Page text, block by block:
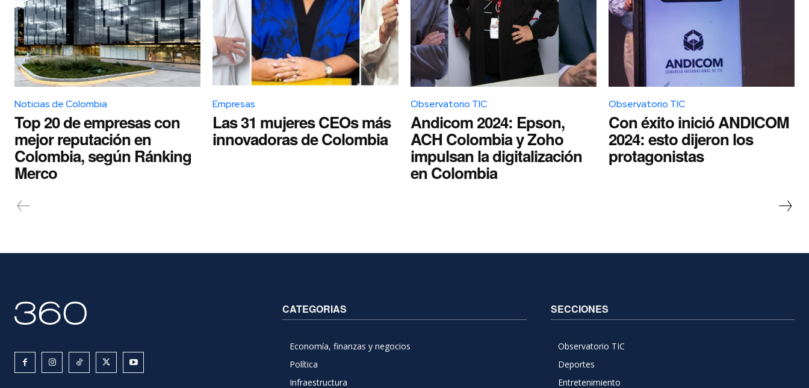
Noticias de Colombia
Top 20 de empresas con
mejor reputación en
Colombia, según Ránking
Merco
Empresas
Las 31 mujeres CEOs más
innovadoras de Colombia
Observatorio TIC
Andicom 2024: Epson,
ACH Colombia y Zoho
impulsan la digitalización
en Colombia
Observatorio TIC
Con éxito inició ANDICOM
2024: esto dijeron los
protagonistas
CATEGORIAS
Economía, finanzas y negocios
Política
Infraestructura
SECCIONES
Observatorio TIC
Deportes
Entretenimiento